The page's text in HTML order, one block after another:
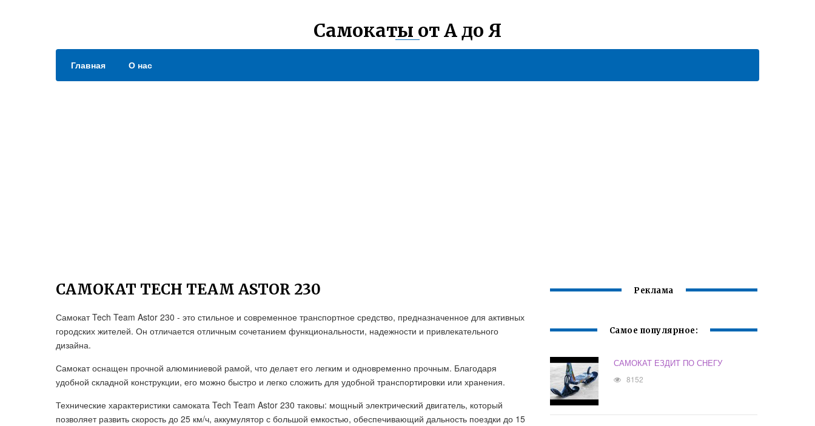
Самокаты от А до Я
Главная О нас
САМОКАТ TECH TEAM ASTOR 230
Самокат Tech Team Astor 230 - это стильное и современное транспортное средство, предназначенное для активных
городских жителей. Он отличается отличным сочетанием функциональности, надежности и привлекательного
дизайна.
Самокат оснащен прочной алюминиевой рамой, что делает его легким и одновременно прочным. Благодаря
удобной складной конструкции, его можно быстро и легко сложить для удобной транспортировки или хранения.
Технические характеристики самоката Tech Team Astor 230 таковы: мощный электрический двигатель, который
позволяет развить скорость до 25 км/ч, аккумулятор с большой емкостью, обеспечивающий дальность поездки до 15
Реклама
Самое популярное:
САМОКАТ ЕЗДИТ ПО СНЕГУ
8152